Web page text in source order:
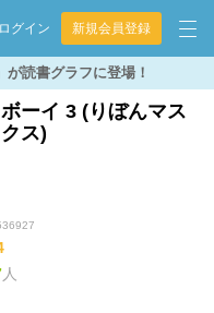
ログイン 新規会員登録
読書グラフに登場！
ーイ 3 (りぼんマス
ス)
人